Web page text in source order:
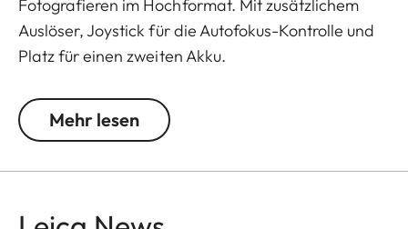
Fotografieren im Hochformat. Mit zusätzlichem
Auslöser, Joystick für die Autofokus-Kontrolle und
Platz für einen zweiten Akku.
Die Erweiterung für den Handgriff der Leica SL2:
die hochwertige Handgriff-Schlaufe für einen noch
Mehr lesen